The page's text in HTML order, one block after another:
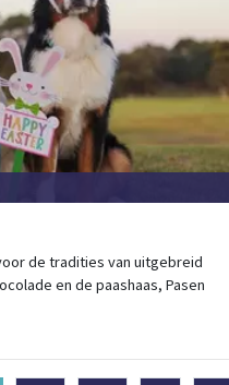
de tradities van uitgebreid
en de paashaas, Pasen